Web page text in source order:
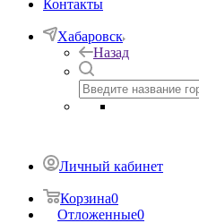
Контакты
Хабаровск
Назад
Личный кабинет
Корзина0
Отложенные0